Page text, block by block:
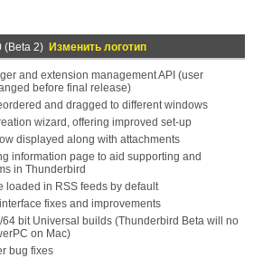
(Beta 2) Изменить логотип
and extension management API (user
before final release)
and dragged to different windows
wizard, offering improved set-up
displayed along with attachments
information page to aid supporting and
in Thunderbird
loaded in RSS feeds by default
fixes and improvements
64 bit Universal builds (Thunderbird Beta will no
on Mac)
bug fixes